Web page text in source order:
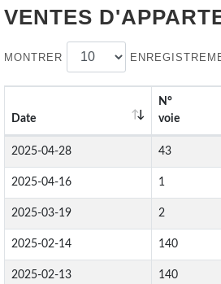
VENTES
MONTRER
Date
N°
voie
2025-04-28 43
2025-04-16 1
2025-03-19 2
2025-02-14 140
2025-02-13 140